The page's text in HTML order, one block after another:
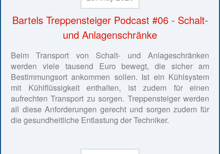
Bartels Treppensteiger Podcast #06 - Schalt-
und Anlagenschränke
Beim Transport von Schalt- und Anlageschränken
werden viele tausend Euro bewegt, die sicher am
Bestimmungsort ankommen sollen. Ist ein Kühlsystem
mit Kühlflüssigkeit enthalten, ist zudem für einen
aufrechten Transport zu sorgen. Treppensteiger werden
all diese Anforderungen gerecht und sorgen zudem für
die gesundheitliche Entlastung der Techniker.